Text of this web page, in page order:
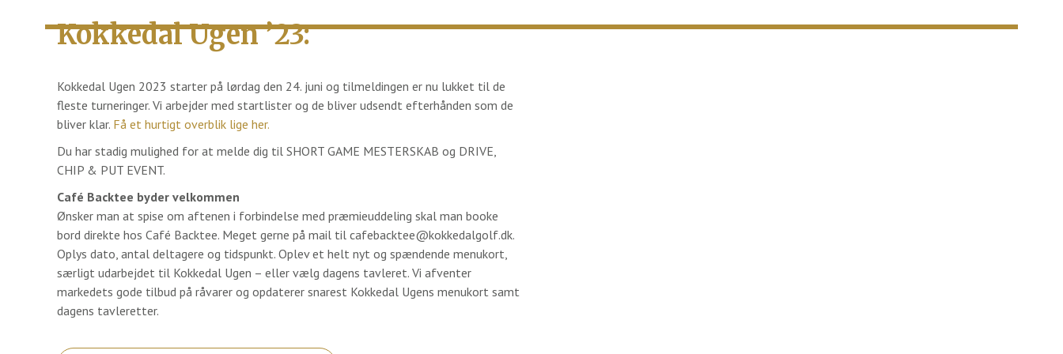
Kokkedal Ugen ’23:
Kokkedal Ugen 2023 starter på lørdag den 24. juni og tilmeldingen er nu lukket til de
fleste turneringer. Vi arbejder med startlister og de bliver udsendt efterhånden som de
bliver klar. Få et hurtigt overblik lige her.
Du har stadig mulighed for at melde dig til SHORT GAME MESTERSKAB og DRIVE,
CHIP & PUT EVENT.
Café Backtee byder velkommen
Ønsker man at spise om aftenen i forbindelse med præmieuddeling skal man booke
bord direkte hos Café Backtee. Meget gerne på mail til cafebacktee@kokkedalgolf.dk.
Oplys dato, antal deltagere og tidspunkt. Oplev et helt nyt og spændende menukort,
særligt udarbejdet til Kokkedal Ugen – eller vælg dagens tavleret. Vi afventer
markedets gode tilbud på råvarer og opdaterer snarest Kokkedal Ugens menukort samt
dagens tavleretter.